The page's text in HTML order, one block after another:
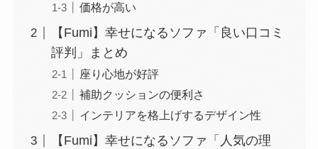
価格が高い
【Fumi】幸せになるソファ「良い口コミ
評判」まとめ
座り心地が好評
補助クッションの便利さ
インテリアを格上げするデザイン性
【Fumi】幸せになるソファ「人気の理